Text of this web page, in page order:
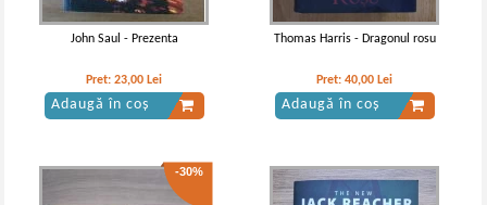
John Saul - Prezenta
Pret:23,00 Lei
Adaugă în coș
Thomas Harris - Dragonul rosu
Pret:40,00 Lei
Adaugă în coș
-30%